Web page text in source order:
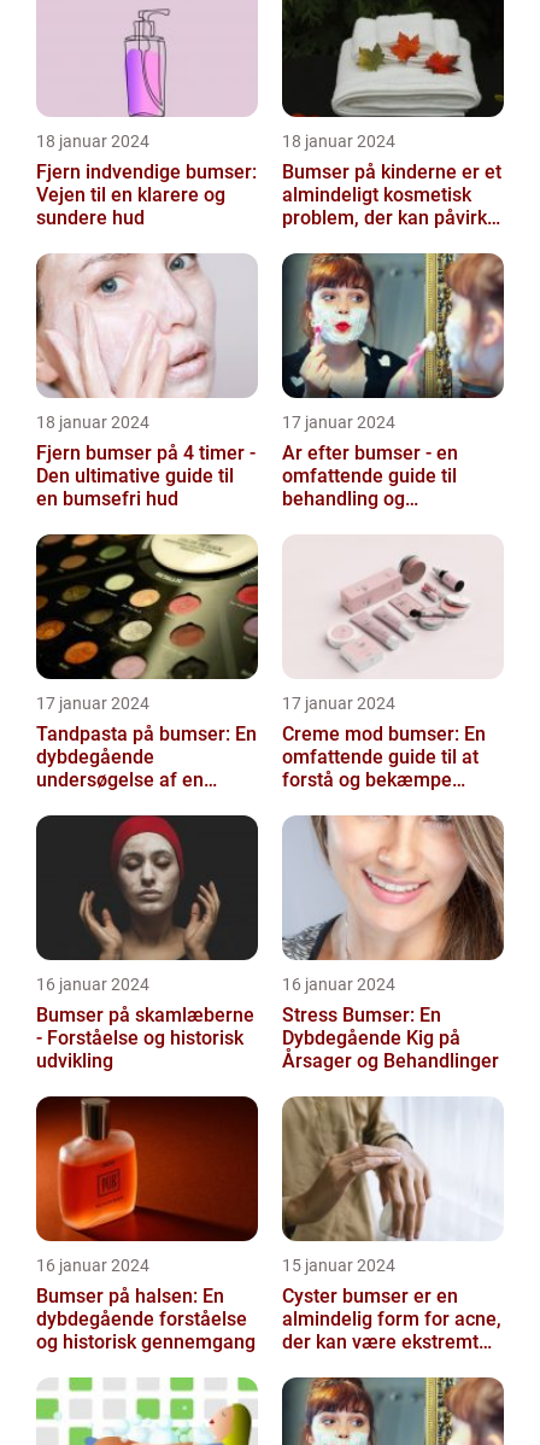
18 januar 2024
Fjern indvendige bumser:
Vejen til en klarere og
sundere hud
18 januar 2024
Bumser på kinderne er et
almindeligt kosmetisk
problem, der kan påvirke
18 januar 2024
Fjern bumser på 4 timer -
Den ultimative guide til
en bumsefri hud
17 januar 2024
Ar efter bumser - en
omfattende guide til
behandling og
17 januar 2024
Tandpasta på bumser: En
dybdegående
undersøgelse af en
skønhedsanbefaling
17 januar 2024
Creme mod bumser: En
omfattende guide til at
forstå og bekæmpe
16 januar 2024
Bumser på skamlæberne
- Forståelse og historisk
udvikling
16 januar 2024
Stress Bumser: En
Dybdegående Kig på
Årsager og Behandlinger
16 januar 2024
Bumser på halsen: En
dybdegående forståelse
og historisk gennemgang
15 januar 2024
Cyster bumser er en
almindelig form for acne,
der kan være ekstremt
belastende for d...